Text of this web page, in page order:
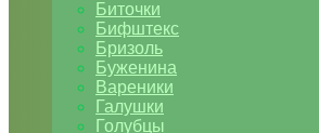
Биточки
Бифштекс
Бризоль
Буженина
Вареники
Галушки
Голубцы